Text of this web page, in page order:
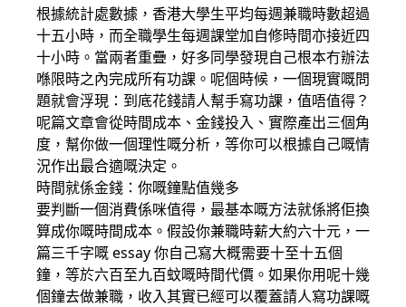
根據統計處數據，香港大學生平均每週兼職時數超過
十五小時，而全職學生每週課堂加自修時間亦接近四
十小時。當兩者重疊，好多同學發現自己根本冇辦法
喺限時之內完成所有功課。呢個時候，一個現實嘅問
題就會浮現：到底花錢請人幫手寫功課，值唔值得？
呢篇文章會從時間成本、金錢投入、實際產出三個角
度，幫你做一個理性嘅分析，等你可以根據自己嘅情
況作出最合適嘅決定。
時間就係金錢：你嘅鐘點值幾多
要判斷一個消費係咪值得，最基本嘅方法就係將佢換
算成你嘅時間成本。假設你兼職時薪大約六十元，一
篇三千字嘅 essay 你自己寫大概需要十至十五個
鐘，等於六百至九百蚊嘅時間代價。如果你用呢十幾
個鐘去做兼職，收入其實已經可以覆蓋請人寫功課嘅